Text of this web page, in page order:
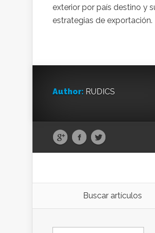
exterior por país destino y
estrategias de exportación.
Author: RUDICS
Buscar artículos
Buscar: